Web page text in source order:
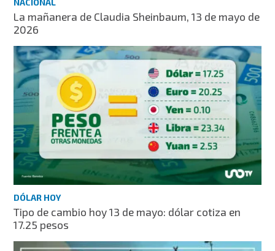
La mañanera de Claudia Sheinbaum, 13 de mayo de
2026
DÓLAR HOY
Tipo de cambio hoy 13 de mayo: dólar cotiza en
17.25 pesos